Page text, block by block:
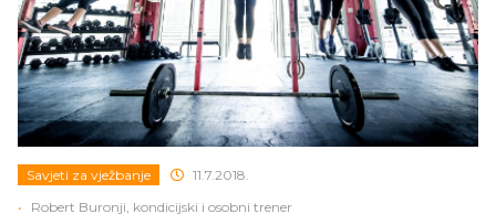
Savjeti za vježbanje
11.7.2018.
•
Robert Buronji, kondicijski i osobni trener